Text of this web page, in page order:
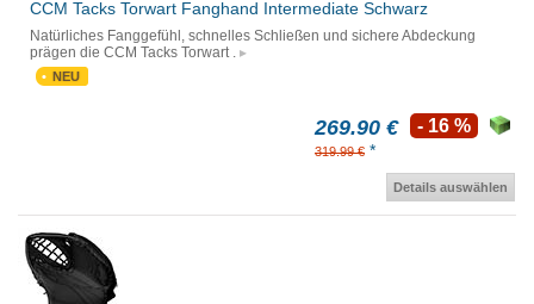
CCM Tacks Torwart Fanghand Intermediate Schwarz
Natürliches Fanggefühl, schnelles Schließen und sichere Abdeckung
prägen die CCM Tacks Torwart .
NEU
269.90 €
319.99 € *
- 16 %
Details auswählen